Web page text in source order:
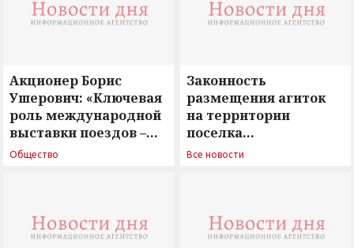
Акционер Борис
Ушерович: «Ключевая
роль международной
выставки поездов –
поиск ответов на
Общество
Законность
размещения агиток
на территории
поселка
Новосергиевка
Все новости